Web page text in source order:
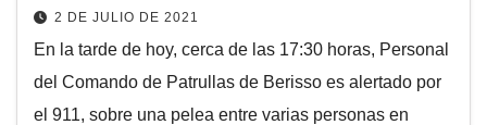
2 DE JULIO DE 2021
En la tarde de hoy, cerca de las 17:30 horas, Personal
del Comando de Patrullas de Berisso es alertado por
el 911, sobre una pelea entre varias personas en